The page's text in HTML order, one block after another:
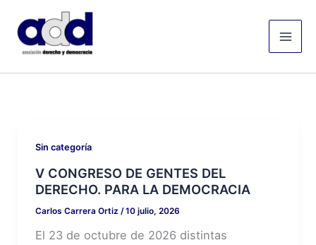
contenido
Sin categoría
V CONGRESO DE GENTES DEL
DERECHO. PARA LA DEMOCRACIA
Carlos Carrera Ortiz /10 julio, 2026
El 23 de octubre de 2026 distintas